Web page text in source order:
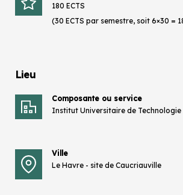
180 ECTS
(30 ECTS par semestre, soit 6×30 =
Lieu
Composante ou service
Institut Universitaire de Technologie
Ville
Le Havre - site de Caucriauville